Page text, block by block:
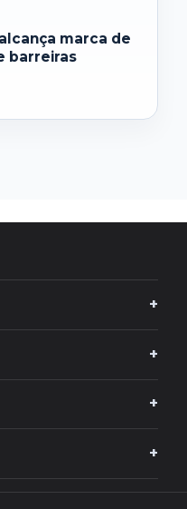
marca de
barreiras